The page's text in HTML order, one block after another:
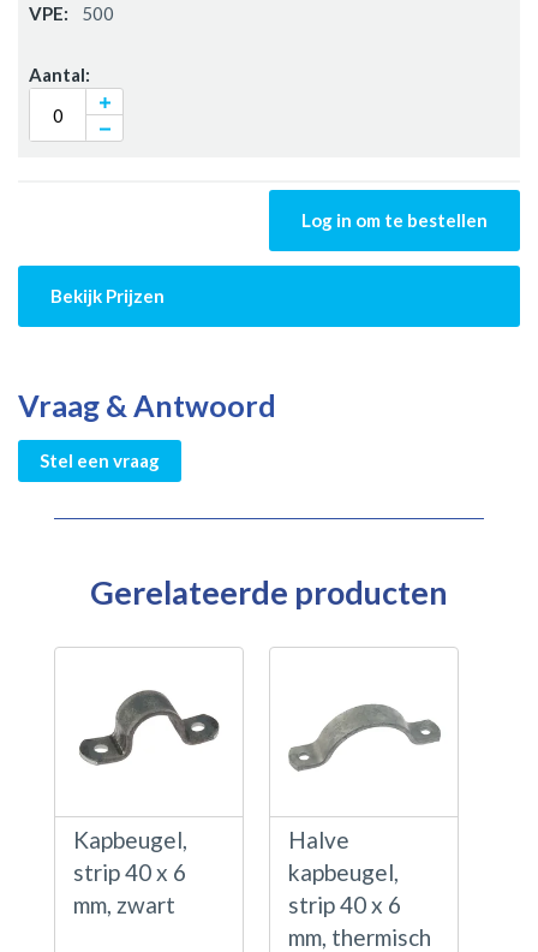
500
Log in om te bestellen
Bekijk Prijzen
Vraag & Antwoord
Stel een vraag
Gerelateerde producten
Kapbeugel,
strip 40 x 6
mm, zwart
Halve
kapbeugel,
strip 40 x 6
mm, thermisch